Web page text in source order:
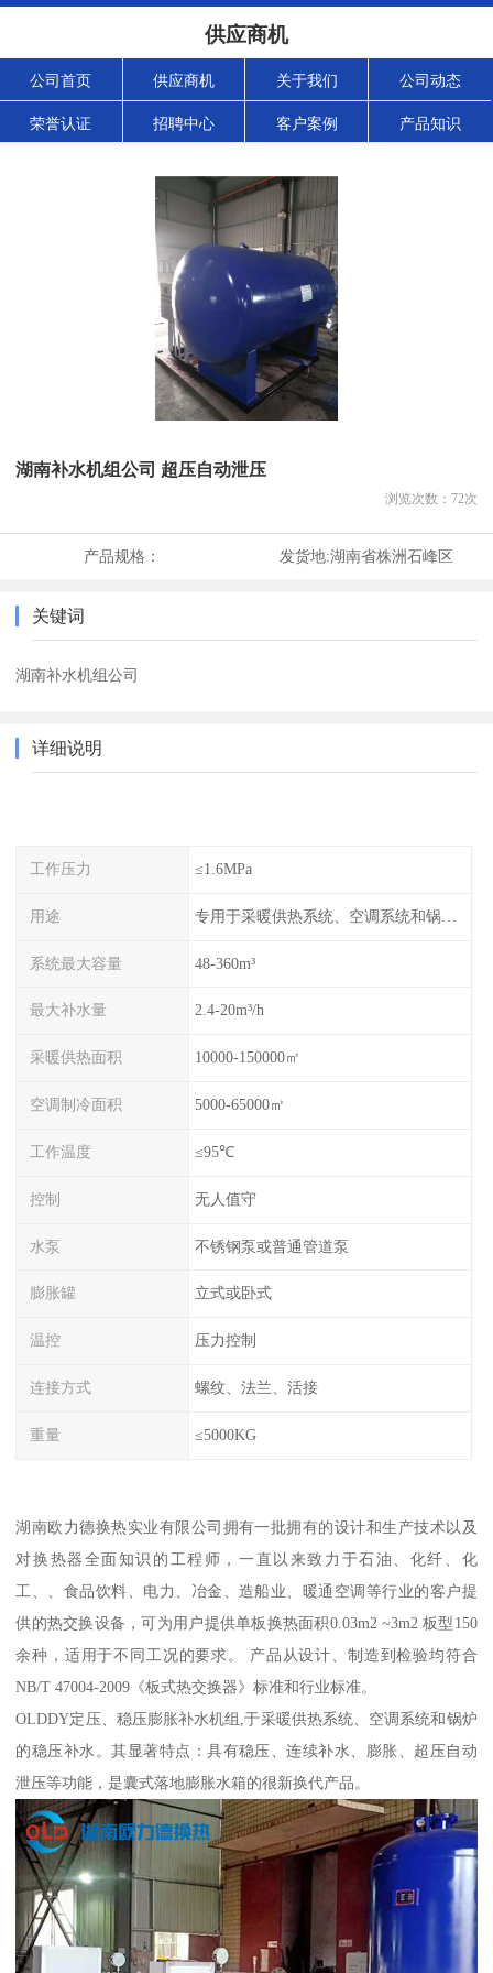
供应商机
公司首页 供应商机 关于我们 公司动态
荣誉认证 招聘中心 客户案例 产品知识
湖南补水机组公司 超压自动泄压
浏览次数： 72次
产品规格： 发货地:湖南省株洲石峰区
关键词
湖南补水机组公司
详细说明
工作压力 ≤1.6MPa
用途 专用于采暖供热系统、空调系统和锅炉的稳压补水
系统最大容量 48-360m³
最大补水量 2.4-20m³/h
采暖供热面积 10000-150000㎡
空调制冷面积 5000-65000㎡
工作温度 ≤95℃
控制 无人值守
水泵 不锈钢泵或普通管道泵
膨胀罐 立式或卧式
温控 压力控制
连接方式 螺纹、法兰、活接
重量 ≤5000KG
湖南欧力德换热实业有限公司拥有一批拥有的设计和生产技术以及
对换热器全面知识的工程师，一直以来致力于石油、化纤、化
工、、食品饮料、电力、冶金、造船业、暖通空调等行业的客户提
供的热交换设备，可为用户提供单板换热面积0.03m2 ~3m2 板型150
余种，适用于不同工况的要求。 产品从设计、制造到检验均符合
NB/T 47004-2009《板式热交换器》标准和行业标准。
OLDDY定压、稳压膨胀补水机组,于采暖供热系统、空调系统和锅炉
的稳压补水。其显著特点：具有稳压、连续补水、膨胀、超压自动
泄压等功能，是囊式落地膨胀水箱的很新换代产品。